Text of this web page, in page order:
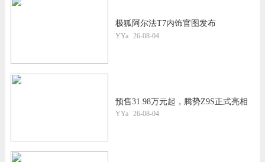
极狐阿尔法T7内饰官图发布
YYa 26-08-04
预售31.98万元起，腾势Z9S正式亮相
YYa 26-08-04